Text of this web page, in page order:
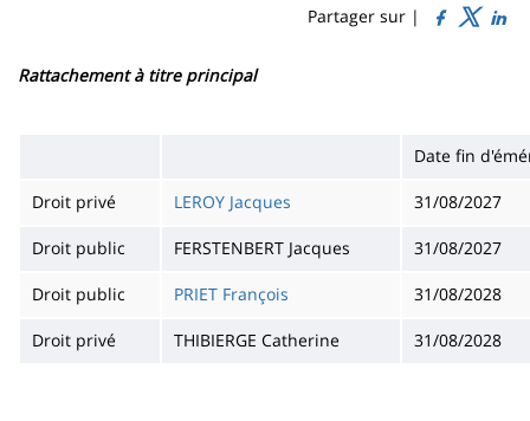
Partager sur |
Contenu
page
principale
Rattachement à titre principal
Date fin
Droit privé LEROY Jacques 31/08/2027
Droit public FERSTENBERT Jacques 31/08/2027
Droit public PRIET François 31/08/2028
Droit privé THIBIERGE Catherine 31/08/2028